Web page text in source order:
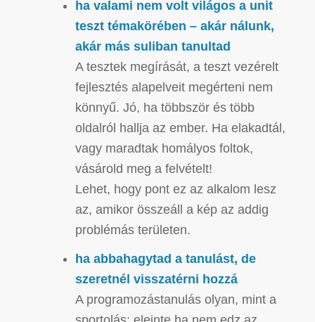
ha valami nem volt világos a unit
teszt témakörében – akár nálunk,
akár más suliban tanultad
A tesztek megírását, a teszt vezérelt
fejlesztés alapelveit megérteni nem
könnyű. Jó, ha többször és több
oldalról hallja az ember. Ha elakadtál,
vagy maradtak homályos foltok,
vásárold meg a felvételt!
Lehet, hogy pont ez az alkalom lesz
az, amikor összeáll a kép az addig
problémás területen.
ha abbahagytad a tanulást, de
szeretnél visszatérni hozzá
A programozástanulás olyan, mint a